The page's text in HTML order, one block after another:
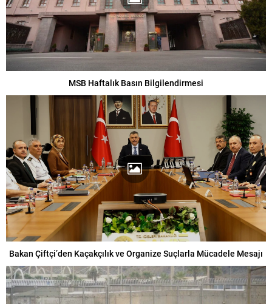
MSB Haftalık Basın Bilgilendirmesi
Bakan Çiftçi’den Kaçakçılık ve Organize Suçlarla Mücadele Mesajı